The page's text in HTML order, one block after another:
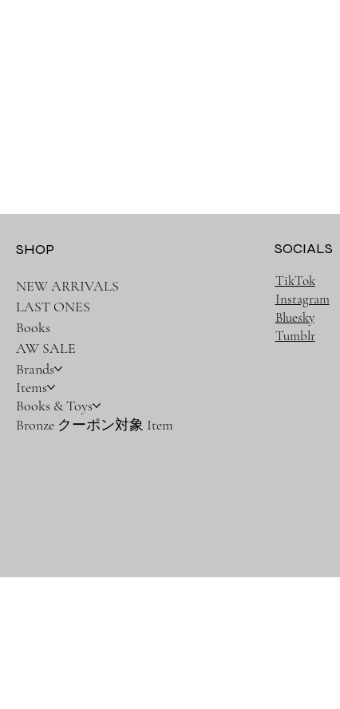
SHOP
NEW ARRIVALS
LAST ONES
Books
AW SALE
Brands
Items
Books & Toys
Bronze クーポン対象 Item
SOCIALS
TikTok
Instagram
Bluesky
Tumblr